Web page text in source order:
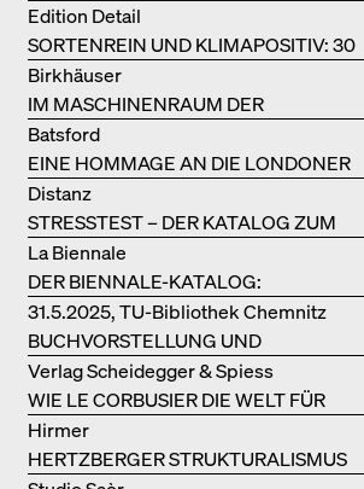
SORTENREIN UND KLIMAPOSITIV: 30
VORBILDLICHE
HOLZKONSTRUKTIONEN
Edition Detail
IM MASCHINENRAUM DER
ARCHITEKTUR
Birkhäuser
EINE HOMMAGE AN DIE LONDONER
SOUTH BANK
Batsford
STRESSTEST – DER KATALOG ZUM
DEUTSCHEN PAVILLON IN VENEDIG
Distanz
DER BIENNALE-KATALOG:
INTELLIGENS. NATURAL. ARTIFICIAL.
COLLECTIVE
La Biennale
BUCHVORSTELLUNG UND
PODIUMSDISKUSSION FREI OTTO
31.5.2025, TU-Bibliothek Chemnitz
WIE LE CORBUSIER DIE WELT FÜR
SICH ORDNET
Verlag Scheidegger & Spiess
HERTZBERGER STRUKTURALISMUS
Hirmer